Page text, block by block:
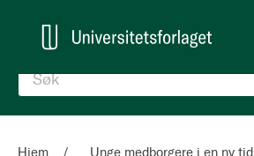
Hjem Unge medborgere i en ny tid